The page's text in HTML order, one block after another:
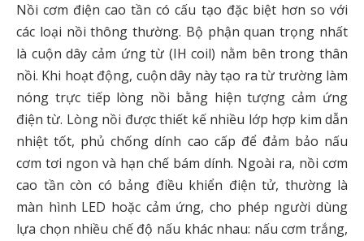
Nồi cơm điện cao tần có cấu tạo đặc biệt hơn so với
các loại nồi thông thường. Bộ phận quan trọng nhất
là cuộn dây cảm ứng từ (IH coil) nằm bên trong thân
nồi. Khi hoạt động, cuộn dây này tạo ra từ trường làm
nóng trực tiếp lòng nồi bằng hiện tượng cảm ứng
điện từ. Lòng nồi được thiết kế nhiều lớp hợp kim dẫn
nhiệt tốt, phủ chống dính cao cấp để đảm bảo nấu
cơm tơi ngon và hạn chế bám dính. Ngoài ra, nồi cơm
cao tần còn có bảng điều khiển điện tử, thường là
màn hình LED hoặc cảm ứng, cho phép người dùng
lựa chọn nhiều chế độ nấu khác nhau: nấu cơm trắng,